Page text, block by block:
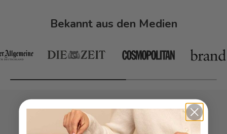
Bekannt aus den Medien
Fakten statt Versprechen